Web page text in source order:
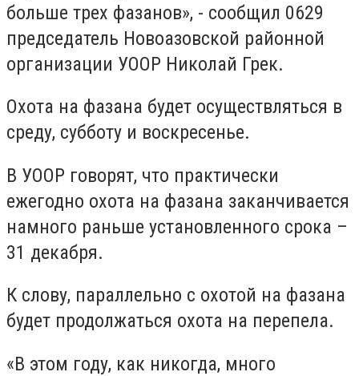
больше трех фазанов», - сообщил 0629
председатель Новоазовской районной
организации УООР Николай Грек.
Охота на фазана будет осуществляться в
среду, субботу и воскресенье.
В УООР говорят, что практически
ежегодно охота на фазана заканчивается
намного раньше установленного срока –
31 декабря.
К слову, параллельно с охотой на фазана
будет продолжаться охота на перепела.
«В этом году, как никогда, много